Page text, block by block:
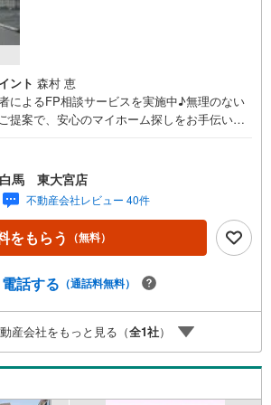
ント 森村 恵
によるFP相談サービスを実施中♪無理のない
提案で、安心のマイホーム探しをお手伝いさ
ら徒歩3分。電車でもお車でもご来店しやすい
気軽にお立ち寄り下さい。～人気のリモート
ト相談サービス～・小さいお子様や家事で外
天気が悪く外出したくない時・LINEやZOOM
アプリですぐにご利用いただけます・リモート
ッフがご興味ある物件の現地から映像をお届け
たリビングの「見え方」などもしっかり確認
ファイナンシャルプランナーと1対1で・バー
プライバシーも安心・忙しいパートナーに変
認も・別々の場所から家族みんなで参加もで
軽にご相談下さい～営業時間～9:30～18:30こ
でしたらお電話でのお問合せがスムーズです
馬 東大宮店
不動産会社レビュー 40件
をもらう （無料）
電話する （通話料無料）
産会社をもっと見る（全1社）